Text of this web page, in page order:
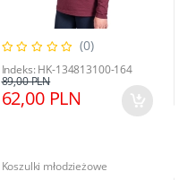
(0)
Indeks: HK-134813100-164
62,00 PLN
89,00 PLN
Koszulki młodzieżowe